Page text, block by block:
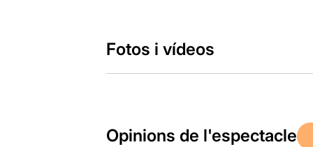
Fotos i vídeos
Opinions de l'espectacle